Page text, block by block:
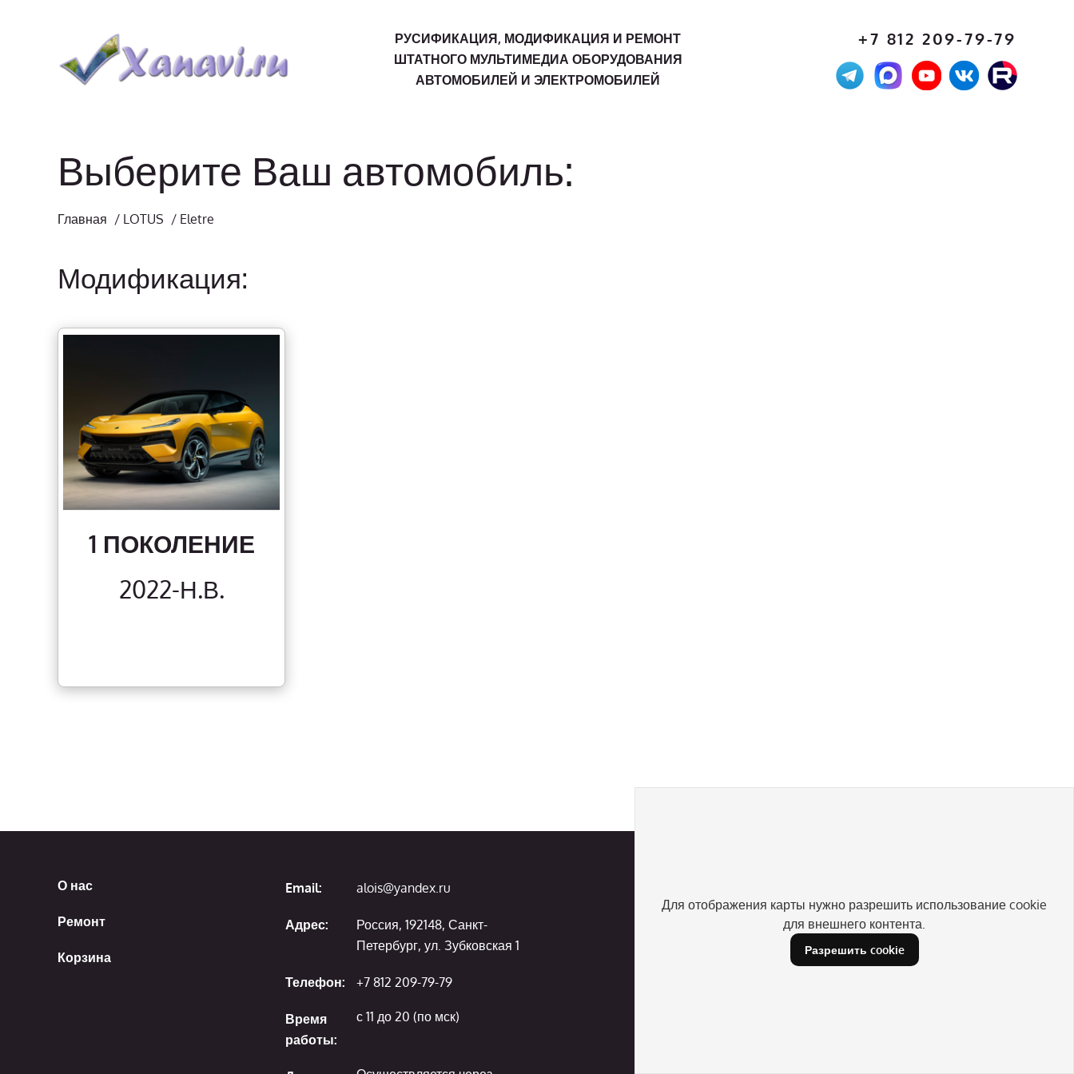
РУСИФИКАЦИЯ, МОДИФИКАЦИЯ И РЕМОНТ
ШТАТНОГО МУЛЬТИМЕДИА ОБОРУДОВАНИЯ
АВТОМОБИЛЕЙ И ЭЛЕКТРОМОБИЛЕЙ
+7 812 209-79-79
Выберите Ваш автомобиль:
Главная / LOTUS / Eletre
Модификация:
1 ПОКОЛЕНИЕ
2022-Н.В.
О нас
Ремонт
Корзина
Email: alois@yandex.ru
Адрес:
Россия, 192148, Санкт-
Петербург, ул. Зубковская 1
Телефон: +7 812 209-79-79
Время
работы:
с 11 до 20 (по мск)
Для отображения карты нужно разрешить использование cookie
для внешнего контента.
Разрешить cookie